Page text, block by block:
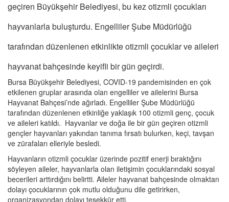
geçiren Büyükşehir Belediyesi, bu kez otizmli çocukları
hayvanlarla buluşturdu. Engelliler Şube Müdürlüğü
tarafından düzenlenen etkinlikte otizmli çocuklar ve aileleri
hayvanat bahçesinde keyifli bir gün geçirdi.
Bursa Büyükşehir Belediyesi, COVID-19 pandemisinden en çok
etkilenen gruplar arasında olan engelliler ve ailelerini Bursa
Hayvanat Bahçesi’nde ağırladı. Engelliler Şube Müdürlüğü
tarafından düzenlenen etkinliğe yaklaşık 100 otizmli genç, çocuk
ve aileleri katıldı. Hayvanlar ve doğa ile bir gün geçiren otizmli
gençler hayvanları yakından tanıma fırsatı bulurken, keçi, tavşan
ve zürafaları elleriyle besledi.
Hayvanların otizmli çocuklar üzerinde pozitif enerji bıraktığını
söyleyen aileler, hayvanlarla olan iletişimin çocuklarındaki sosyal
becerileri arttırdığını belirtti. Aileler hayvanat bahçesinde olmaktan
dolayı çocuklarının çok mutlu olduğunu dile getirirken,
organizasyondan dolayı teşekkür etti.